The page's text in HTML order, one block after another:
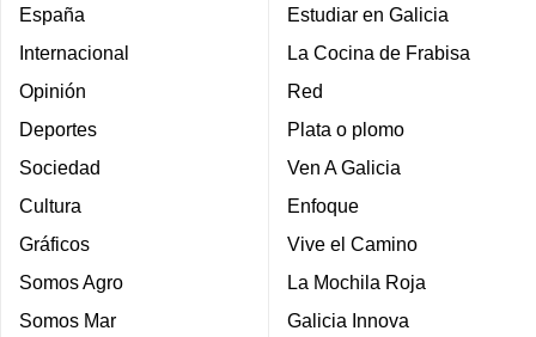
España
Internacional
Opinión
Deportes
Sociedad
Cultura
Gráficos
Somos Agro
Somos Mar
Estudiar en Galicia
La Cocina de Frabisa
Red
Plata o plomo
Ven A Galicia
Enfoque
Vive el Camino
La Mochila Roja
Galicia Innova